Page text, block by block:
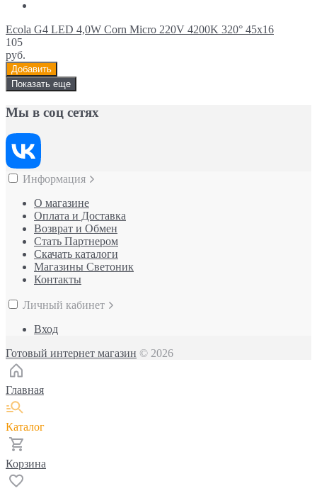
Ecola G4 LED 4,0W Corn Micro 220V 4200K 320° 45x16
105
руб.
Добавить
Показать еще
Мы в соц сетях
Информация
О магазине
Оплата и Доставка
Возврат и Обмен
Стать Партнером
Скачать каталоги
Магазины Светоник
Контакты
Личный кабинет
Вход
Готовый интернет магазин © 2026
Главная
Каталог
Корзина